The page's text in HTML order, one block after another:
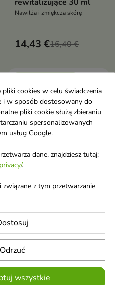
Nawilża i zmiękcza skórę
14,43 €16,40 €
SkinTra Rescue Bliss
kosmetologicznych do
twarzy i ciała 200 ml
Regenerujący balsam do twarzy i
ciała, który koi podrażnienia,
przyspiesza regenerację skóry i
przywraca jej komfort po
zabiegach kosmetologicznych
22,00 €
cookies w celu świadczenia
i w sposób dostosowany do
pliki cookie służą zbieraniu
spersonalizowanych
usług Google.
dane, znajdziesz tutaj:
.
z tym przetwarzanie
Odrzuć
wszystkie